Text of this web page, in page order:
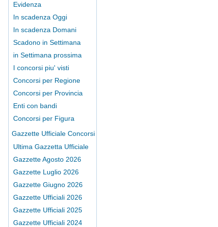
Evidenza
In scadenza Oggi
In scadenza Domani
Scadono in Settimana
in Settimana prossima
I concorsi piu' visti
Concorsi per Regione
Concorsi per Provincia
Enti con bandi
Concorsi per Figura
Gazzette Ufficiale Concorsi
Ultima Gazzetta Ufficiale
Gazzette Agosto 2026
Gazzette Luglio 2026
Gazzette Giugno 2026
Gazzette Ufficiali 2026
Gazzette Ufficiali 2025
Gazzette Ufficiali 2024